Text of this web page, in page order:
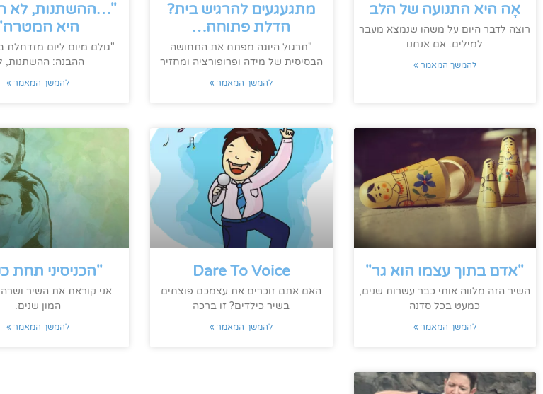
אָה היא התנועה של הלב
רוצה לדבר היום על משהו שנמצא מעבר
למילים. אם אנחנו
להמשך המאמר »
מתגעגעים להרגיש בית?
הדלת פתוחה…
"תרגול היוגה מפתח את התחושה
הבסיסית של מידה ופרופורציה ומחזיר
להמשך המאמר »
"…ההשתנות, לא
היא
"גולם מיום ליום מזדחלת
ההבנה: ההשתנות,
להמשך המאמר »
"אדם בתוך עצמו הוא גר"
השיר הזה מלווה אותי כבר עשרות שנים,
כמעט בכל סדנה
להמשך המאמר »
Dare To Voice
האם אתם זוכרים את עצמכם פוצחים
בשיר כילדים? זו ברכה
להמשך המאמר »
"הכניסיני תחת
אני קוראת את השיר
המון שנים.
להמשך המאמר »